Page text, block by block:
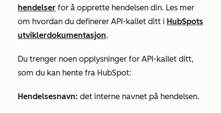
hendelser for å opprette hendelsen din. Les mer
om hvordan du definerer API-kallet ditt i HubSpots
utviklerdokumentasjon.
Du trenger noen opplysninger for API-kallet ditt,
som du kan hente fra HubSpot:
Hendelsesnavn: det interne navnet på hendelsen.